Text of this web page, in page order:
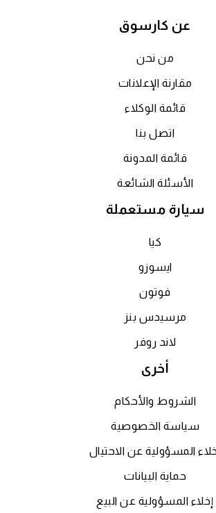
عن كارسوق
من نحن
مقارنة الإعلانات
قائمة الوكلاء
اتصل بنا
قائمة المدونة
الأسئلة الشائعة
سيارة مستعملة
كيا
ايسوزو
فوتون
مرسيدس بنز
لاند روفر
أخرى
الشروط والأحكام
سياسة الخصوصية
المسؤولية عن الاحتيال
حماية البيانات
إخلاء المسؤولية عن البيع